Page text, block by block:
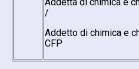
/
Addetto di chimica e
CFP